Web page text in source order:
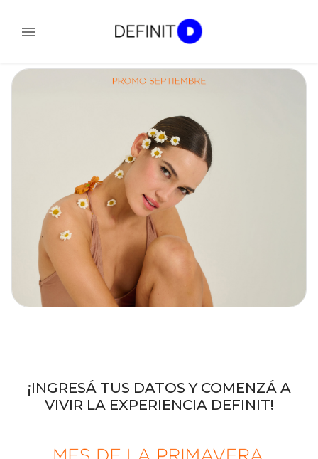
¡INGRESÁ TUS DATOS Y COMENZÁ A
VIVIR LA EXPERIENCIA DEFINIT!